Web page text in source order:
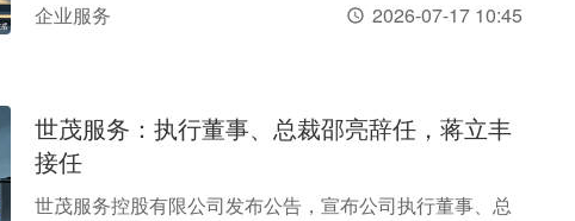
企业服务 2026-07-17 10:45
世茂服务：执行董事、总裁邵亮辞任，蒋立丰
接任
世茂服务控股有限公司发布公告，宣布公司执行董事、总